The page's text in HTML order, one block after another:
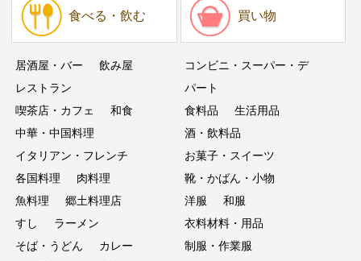
食べる・飲む
居酒屋・バー
飲み屋
レストラン
喫茶店・カフェ
和食
中華・中国料理
イタリアン・フレンチ
各国料理
肉料理
魚料理
郷土料理店
すし
ラーメン
そば・うどん
カレー
買い物
コンビニ・スーパー・デ
パート
食料品
生活用品
酒・飲料品
お菓子・スイーツ
靴・かばん・小物
洋服
和服
衣料材料・用品
制服・作業服